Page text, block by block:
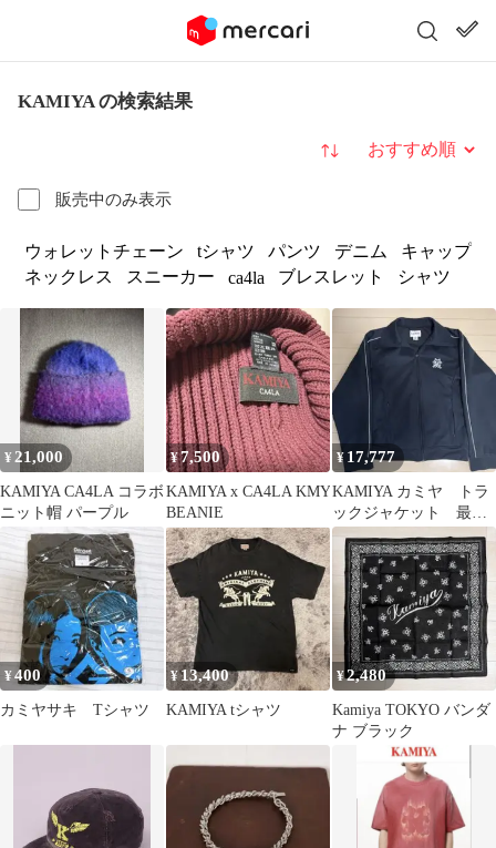
KAMIYA の検索結果
販売中のみ表示
並び替え
ウォレットチェーン tシャツ パンツ デニム
キャップ
ネックレス
スニーカー ca4la ブレスレット シャツ
¥ 21,000
KAMIYA CA4LA コラボ
ニット帽 パープル
¥7,500
KAMIYA x CA4LA KMY
BEANIE
¥ 17,777
KAMIYA カミヤ トラ
ックジャケット 最終
値下げ
¥400
カミヤサキ Tシャツ
¥13,400
KAMIYA tシャツ
¥2,480
Kamiya TOKYO バンダ
ナ ブラック